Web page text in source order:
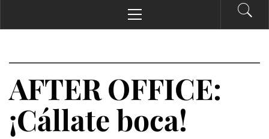
principal
AFTER OFFICE:
¡Cállate boca!